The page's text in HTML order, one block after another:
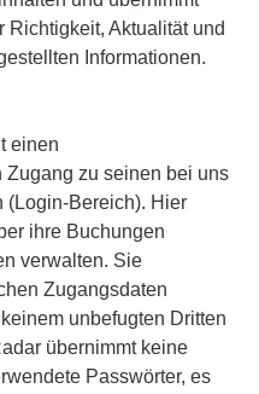
Richtigkeit, Aktualität und
Informationen.
einen
Zugang zu seinen bei uns
(Login-Bereich). Hier
ihre Buchungen
verwalten. Sie
Zugangsdaten
unbefugten Dritten
übernimmt keine
Passwörter, es